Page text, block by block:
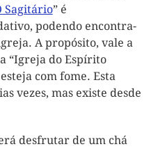
Sagitário” é
podendo encontra-
A propósito, vale a
“Igreja do Espírito
com fome. Esta
vezes, mas existe desde
desfrutar de um chá